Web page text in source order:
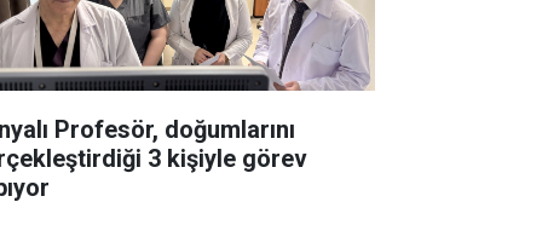
Profesör, doğumlarını
3 kişiyle görev